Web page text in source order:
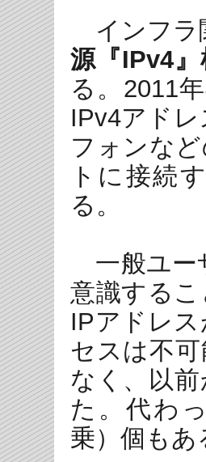
インフラ
源『IPv4
る。2011
IPv4アド
フォンな
トに接続
る。
一般ユー
意識する
IPアドレ
セスは不
なく、以
た。代わ
乗）個も